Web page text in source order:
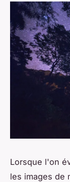
Lorsque l'on
les images de